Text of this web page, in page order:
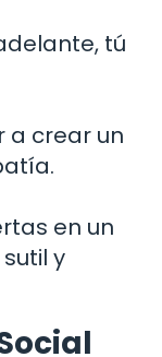
tú
a crear un
en un
y